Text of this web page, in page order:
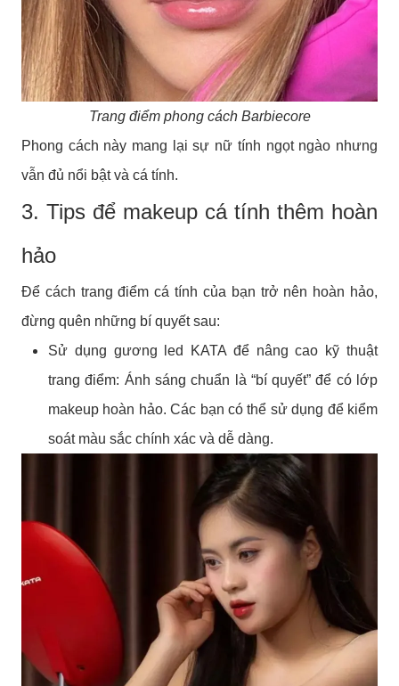
Trang điểm phong cách Barbiecore
Phong cách này mang lại sự nữ tính ngọt ngào nhưng
vẫn đủ nổi bật và cá tính.
3. Tips để makeup cá tính thêm hoàn
hảo
Để cách trang điểm cá tính của bạn trở nên hoàn hảo,
đừng quên những bí quyết sau:
Sử dụng gương led KATA để nâng cao kỹ thuật
trang điểm: Ánh sáng chuẩn là “bí quyết” để có lớp
makeup hoàn hảo. Các bạn có thể sử dụng để kiểm
soát màu sắc chính xác và dễ dàng.